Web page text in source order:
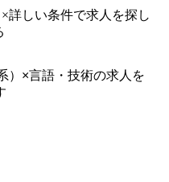
(自社)/東京都港区港南 2-13-
社の定める範囲内
×詳しい条件で求人を探し
） ×言語・技術の求人を